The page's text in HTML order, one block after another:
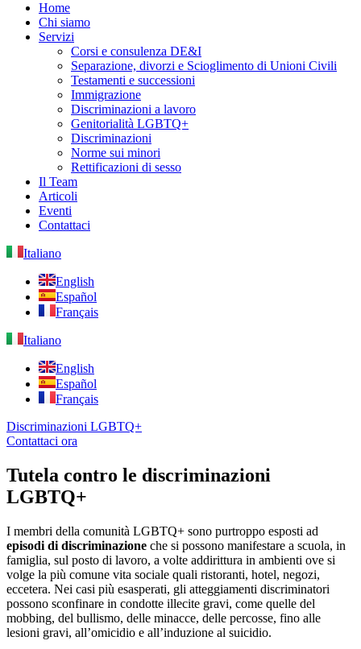
Home
Chi siamo
Servizi
Corsi e consulenza DE&I
Separazione, divorzi e Scioglimento di Unioni Civili
Testamenti e successioni
Immigrazione
Discriminazioni a lavoro
Genitorialità LGBTQ+
Discriminazioni
Norme sui minori
Rettificazioni di sesso
Il Team
Articoli
Eventi
Contattaci
Italiano
English
Español
Français
Italiano
English
Español
Français
Discriminazioni LGBTQ+
Contattaci ora
Tutela contro le discriminazioni
LGBTQ+
I membri della comunità LGBTQ+ sono purtroppo esposti ad
episodi di discriminazione che si possono manifestare a scuola, in
famiglia, sul posto di lavoro, a volte addirittura in ambienti ove si
volge la più comune vita sociale quali ristoranti, hotel, negozi,
eccetera. Nei casi più esasperati, gli atteggiamenti discriminatori
possono sconfinare in condotte illecite gravi, come quelle del
mobbing, del bullismo, delle minacce, delle percosse, fino alle
lesioni gravi, all’omicidio e all’induzione al suicidio.